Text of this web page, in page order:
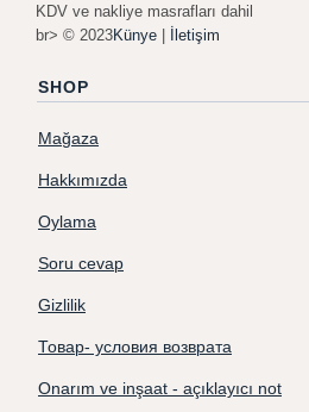
KDV ve nakliye masrafları dahil
br> © 2023Künye | İletişim
SHOP
Mağaza
Hakkımızda
Oylama
Soru cevap
Gizlilik
Товар- условия возврата
Onarım ve inşaat - açıklayıcı not